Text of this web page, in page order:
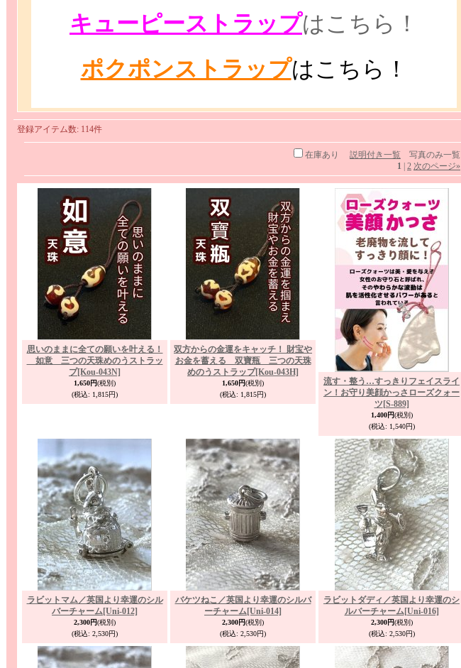
キューピーストラップはこちら！
ポクポンストラップはこちら！
登録アイテム数: 114件
在庫あり 説明付き一覧 写真のみ一覧
1 2 次のページ»
思いのままに全ての願いを叶える！
如意 三つの天珠めのうストラッ
プ[Kou-043N]
1,650円(税別)
(税込: 1,815円)
双方からの金運をキャッチ！ 財宝や
お金を蓄える 双寶瓶 三つの天珠
めのうストラップ[Kou-043H]
1,650円(税別)
(税込: 1,815円)
流す・整う…すっきりフェイスライ
ン！お守り美顔かっさローズクォー
ツ [S-889]
1,400円(税別)
(税込: 1,540円)
ラビットマム／英国より幸運のシル
バーチャーム[Uni-012]
2,300円(税別)
(税込: 2,530円)
バケツねこ／英国より幸運のシルバ
ーチャーム[Uni-014]
2,300円(税別)
(税込: 2,530円)
ラビットダディ／英国より幸運のシ
ルバーチャーム[Uni-016]
2,300円(税別)
(税込: 2,530円)